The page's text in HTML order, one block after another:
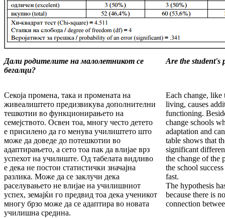
Дали родителите на малолетникот се
бегалци?
Are the student's
Секоја промена, така и промената на
живеалиштето предизвикува дополнителни
тешкотии во функционирањето на
семејството. Освен тоа, многу често детето
е присилено да го менува училиштето што
може да доведе до потешкотии во
адаптирањето, а сето тоа пак да влијае врз
успехот на училиште. Од табелата видливо
е дека не постои статистички значајна
разлика. Може да се заклучи дека
раселувањето не влијае на училишниот
успех, земајќи го предвид тоа дека ученикот
многу брзо може да се адаптира во новата
училишна средина.
Each change, like
living, causes
functioning.
change schools
adaptation and
table shows that
significant
the change of the
the school
fast.
The hypothesis
because there is
connection